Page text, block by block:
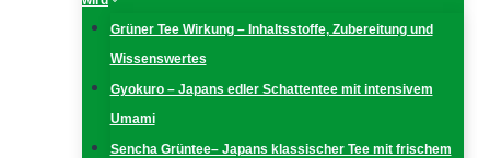
Grüner Tee Wirkung – Inhaltsstoffe, Zubereitung und
Wissenswertes
Gyokuro – Japans edler Schattentee mit intensivem
Umami
Sencha Grüntee– Japans klassischer Tee mit frischem